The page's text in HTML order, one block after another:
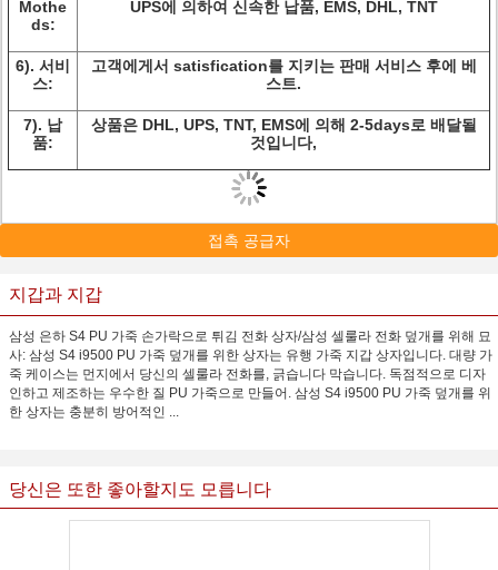
Mothe
ds:
UPS에 의하여 신속한 납품, EMS, DHL, TNT
6). 서비
스:
고객에게서 satisfication를 지키는 판매 서비스 후에 베
스트.
7). 납
품:
상품은 DHL, UPS, TNT, EMS에 의해 2-5days로 배달될
것입니다,
접촉 공급자
지갑과 지갑
삼성 은하 S4 PU 가죽 손가락으로 튀김 전화 상자/삼성 셀룰라 전화 덮개를 위해 묘
사: 삼성 S4 i9500 PU 가죽 덮개를 위한 상자는 유행 가죽 지갑 상자입니다. 대량 가
죽 케이스는 먼지에서 당신의 셀룰라 전화를, 긁습니다 막습니다. 독점적으로 디자
인하고 제조하는 우수한 질 PU 가죽으로 만들어. 삼성 S4 i9500 PU 가죽 덮개를 위
한 상자는 충분히 방어적인 ...
당신은 또한 좋아할지도 모릅니다